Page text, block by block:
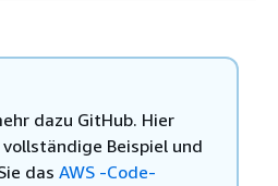
dazu GitHub. Hier
Beispiel und
das AWS -Code-